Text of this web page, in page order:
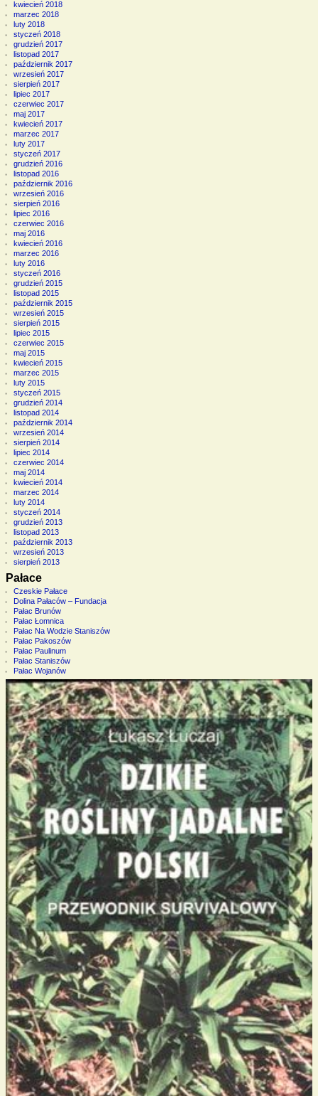
kwiecień 2018
marzec 2018
luty 2018
styczeń 2018
grudzień 2017
listopad 2017
październik 2017
wrzesień 2017
sierpień 2017
lipiec 2017
czerwiec 2017
maj 2017
kwiecień 2017
marzec 2017
luty 2017
styczeń 2017
grudzień 2016
listopad 2016
październik 2016
wrzesień 2016
sierpień 2016
lipiec 2016
czerwiec 2016
maj 2016
kwiecień 2016
marzec 2016
luty 2016
styczeń 2016
grudzień 2015
listopad 2015
październik 2015
wrzesień 2015
sierpień 2015
lipiec 2015
czerwiec 2015
maj 2015
kwiecień 2015
marzec 2015
luty 2015
styczeń 2015
grudzień 2014
listopad 2014
październik 2014
wrzesień 2014
sierpień 2014
lipiec 2014
czerwiec 2014
maj 2014
kwiecień 2014
marzec 2014
luty 2014
styczeń 2014
grudzień 2013
listopad 2013
październik 2013
wrzesień 2013
sierpień 2013
Pałace
Czeskie Pałace
Dolina Pałaców – Fundacja
Pałac Brunów
Pałac Łomnica
Pałac Na Wodzie Staniszów
Pałac Pakoszów
Pałac Paulinum
Pałac Staniszów
Pałac Wojanów